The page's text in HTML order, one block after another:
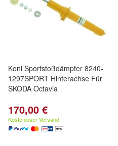
Koni Sportstoßdämpfer 8240-
1297SPORT Hinterachse Für
SKODA Octavia
170,00 €
Kostenloser Versand